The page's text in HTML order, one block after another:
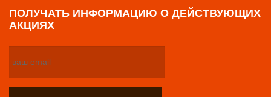
ПОЛУЧАТЬ ИНФОРМАЦИЮ О ДЕЙСТВУЮЩИХ
АКЦИЯХ